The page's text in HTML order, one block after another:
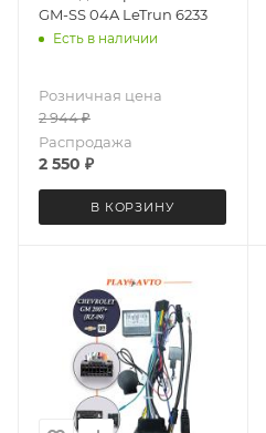
GM-SS 04A LeTrun 6233
Есть в наличии
Розничная цена
2 944₽
Распродажа
2 550 ₽
В КОРЗИНУ